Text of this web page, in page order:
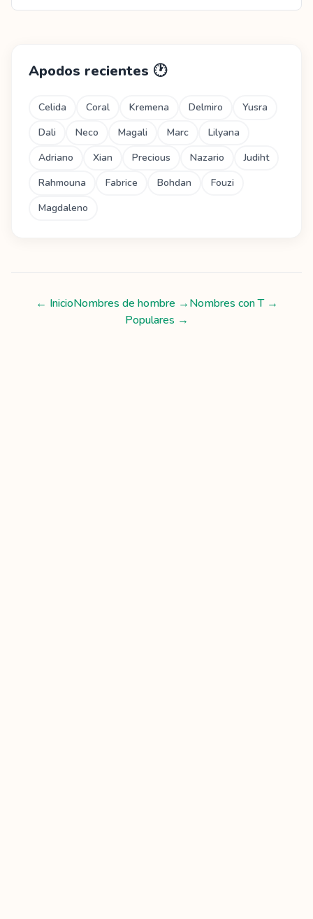
Apodos recientes 🕐
Celida Coral Kremena Delmiro
Yusra
Dali
Neco Magali Marc
Lilyana
Adriano
Xian Precious Nazario
Judiht
Rahmouna
Fabrice Bohdan
Fouzi
Magdaleno
← InicioNombres de hombre →Nombres conT→
Populares →